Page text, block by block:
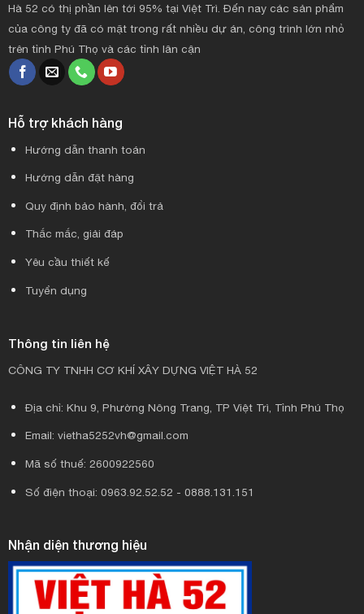
Hà 52 có thị phần lên tới 95% tại Việt Trì. Đến nay các sản phẩm
của công ty đã có mặt trong rất nhiều dự án, công trình lớn nhỏ
trên tỉnh Phú Thọ và các tỉnh lân cận
Hỗ trợ khách hàng
Hướng dẫn thanh toán
Hướng dẫn đặt hàng
Quy định bảo hành, đổi trả
Thắc mắc, giải đáp
Yêu cầu thiết kế
Tuyển dụng
Thông tin liên hệ
CÔNG TY TNHH CƠ KHÍ XÂY DỰNG VIỆT HÀ 52
Địa chỉ: Khu 9, Phường Nông Trang, TP Việt Trì, Tỉnh Phú Thọ
Email: vietha5252vh@gmail.com
Mã số thuế: 2600922560
Số điện thoại: 0963.92.52.52 - 0888.131.151
Nhận diện thương hiệu